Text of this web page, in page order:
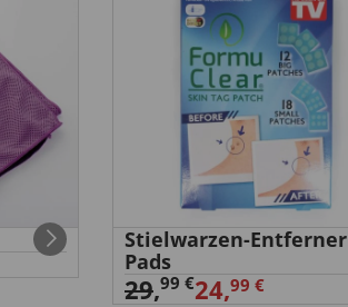
Stielwarzen-Entferner
Pads
29,99 €24,99 €